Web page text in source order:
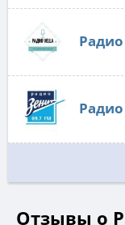
Радио
Отзывы о